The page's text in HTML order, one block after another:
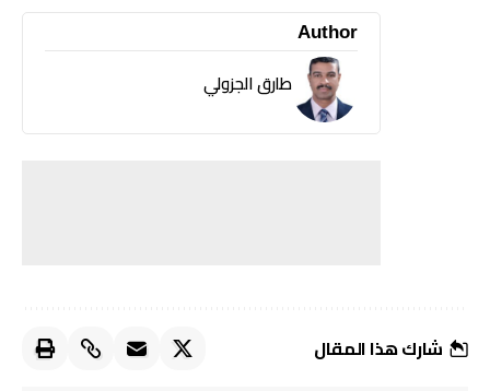
Author
طارق الجزولي
شارك هذا المقال